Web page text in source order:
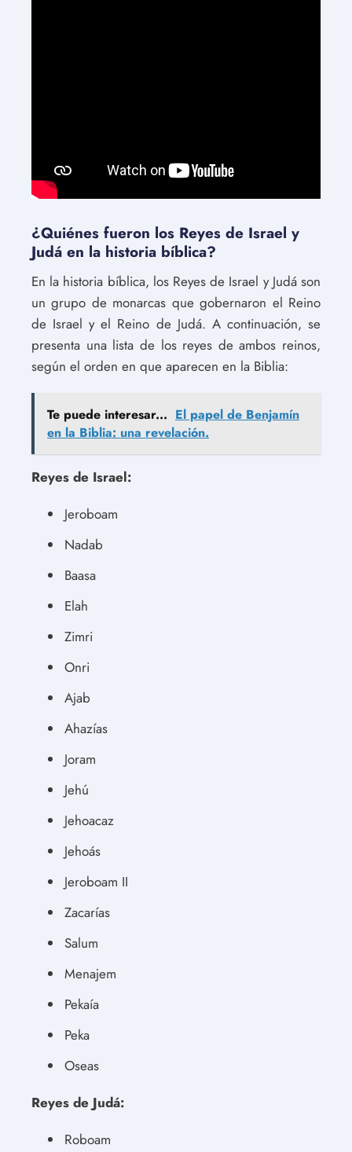
¿Quiénes fueron los Reyes de Israel y
Judá en la historia bíblica?
En la historia bíblica, los Reyes de Israel y Judá son
un grupo de monarcas que gobernaron el Reino
de Israel y el Reino de Judá. A continuación, se
presenta una lista de los reyes de ambos reinos,
según el orden en que aparecen en la Biblia:
Te puede interesar... El papel de Benjamín
en la Biblia: una revelación.
Reyes de Israel:
Jeroboam
Nadab
Baasa
Elah
Zimri
Onri
Ajab
Ahazías
Joram
Jehú
Jehoacaz
Jehoás
Jeroboam II
Zacarías
Salum
Menajem
Pekaía
Peka
Oseas
Reyes de Judá:
Roboam